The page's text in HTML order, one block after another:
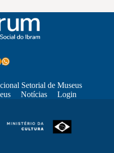
WhatsApp
Setorial de Museus
Notícias Login